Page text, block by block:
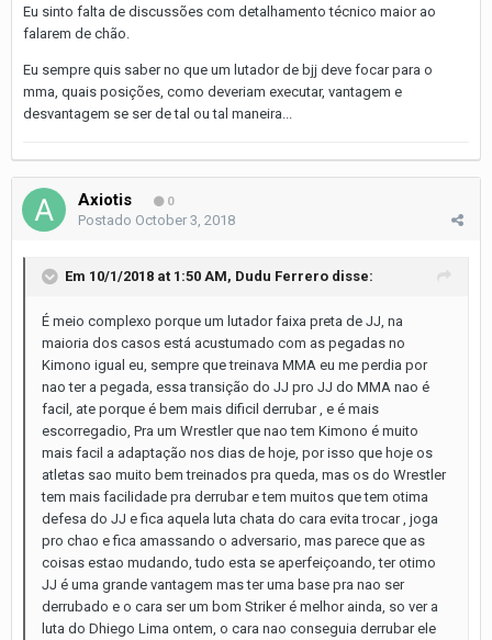
Eu sinto falta de discussões com detalhamento técnico maior ao
falarem de chão.
Eu sempre quis saber no que um lutador de bjj deve focar para o
mma, quais posições, como deveriam executar, vantagem e
desvantagem se ser de tal ou tal maneira...
Axiotis 0
Postado October 3, 2018
Em 10/1/2018 at 1:50 AM, Dudu Ferrero disse:
É meio complexo porque um lutador faixa preta de JJ, na
maioria dos casos está acustumado com as pegadas no
Kimono igual eu, sempre que treinava MMA eu me perdia por
nao ter a pegada, essa transição do JJ pro JJ do MMA nao é
facil, ate porque é bem mais dificil derrubar , e é mais
escorregadio, Pra um Wrestler que nao tem Kimono é muito
mais facil a adaptação nos dias de hoje, por isso que hoje os
atletas sao muito bem treinados pra queda, mas os do Wrestler
tem mais facilidade pra derrubar e tem muitos que tem otima
defesa do JJ e fica aquela luta chata do cara evita trocar , joga
pro chao e fica amassando o adversario, mas parece que as
coisas estao mudando, tudo esta se aperfeiçoando, ter otimo
JJ é uma grande vantagem mas ter uma base pra nao ser
derrubado e o cara ser um bom Striker é melhor ainda, so ver a
luta do Dhiego Lima ontem, o cara nao conseguia derrubar ele